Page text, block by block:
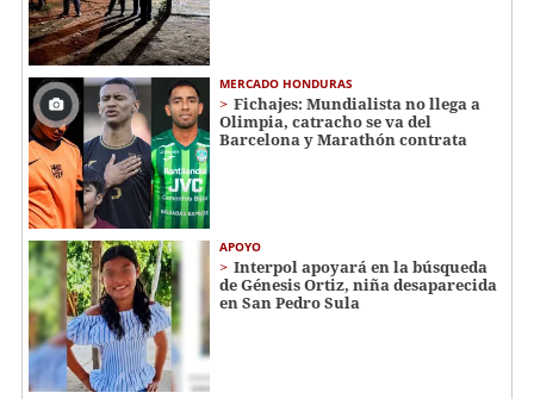
MERCADO HONDURAS
Fichajes: Mundialista no llega a
Olimpia, catracho se va del
Barcelona y Marathón contrata
APOYO
Interpol apoyará en la búsqueda
de Génesis Ortiz, niña desaparecida
en San Pedro Sula